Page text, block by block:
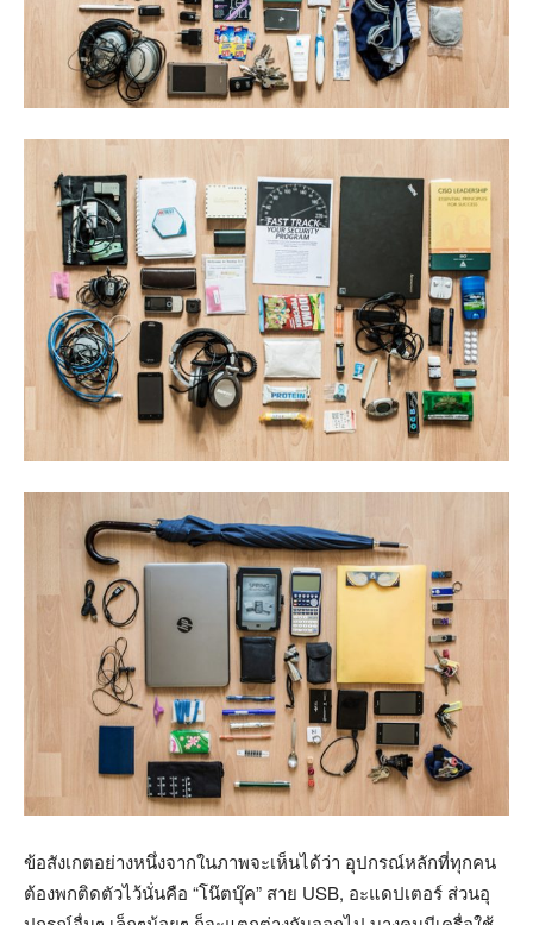
ข้อสังเกตอย่างหนึ่งจากในภาพจะเห็นได้ว่า อุปกรณ์หลักที่ทุกคน
ต้องพกติดตัวไว้นั่นคือ “โน๊ตบุ๊ค” สาย USB, อะแดปเตอร์ ส่วนอุ